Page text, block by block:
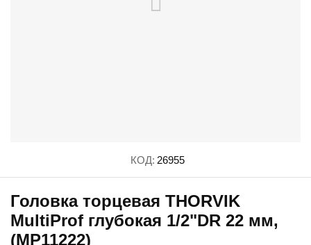
КОД: 26955
Головка торцевая THORVIK
MultiProf глубокая 1/2"DR 22 мм,
(MP11222)